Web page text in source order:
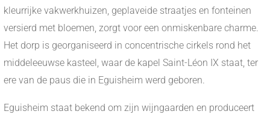
kleurrijke vakwerkhuizen, geplaveide straatjes en fonteinen
versierd met bloemen, zorgt voor een onmiskenbare charme.
Het dorp is georganiseerd in concentrische cirkels rond het
middeleeuwse kasteel, waar de kapel Saint-Léon IX staat, ter
ere van de paus die in Eguisheim werd geboren.
Eguisheim staat bekend om zijn wijngaarden en produceert